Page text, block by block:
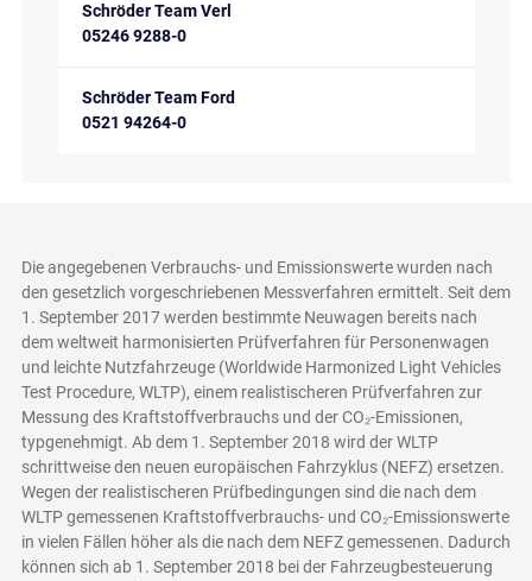
Schröder Team Verl
05246 9288-0
Schröder Team Ford
0521 94264-0
Die angegebenen Verbrauchs- und Emissionswerte wurden nach
den gesetzlich vorgeschriebenen Messverfahren ermittelt. Seit dem
1. September 2017 werden bestimmte Neuwagen bereits nach
dem weltweit harmonisierten Prüfverfahren für Personenwagen
und leichte Nutzfahrzeuge (Worldwide Harmonized Light Vehicles
Test Procedure, WLTP), einem realistischeren Prüfverfahren zur
Messung des Kraftstoffverbrauchs und der CO₂-Emissionen,
typgenehmigt. Ab dem 1. September 2018 wird der WLTP
schrittweise den neuen europäischen Fahrzyklus (NEFZ) ersetzen.
Wegen der realistischeren Prüfbedingungen sind die nach dem
WLTP gemessenen Kraftstoffverbrauchs- und CO₂-Emissionswerte
in vielen Fällen höher als die nach dem NEFZ gemessenen. Dadurch
können sich ab 1. September 2018 bei der Fahrzeugbesteuerung